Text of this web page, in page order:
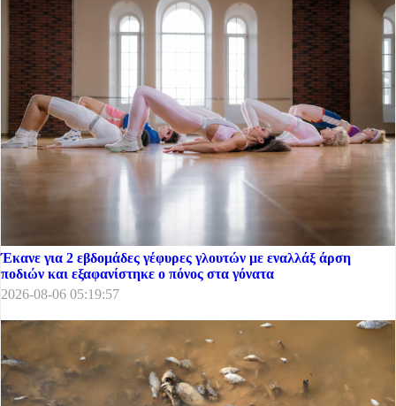
Έκανε για 2 εβδομάδες γέφυρες γλουτών με εναλλάξ άρση
ποδιών και εξαφανίστηκε ο πόνος στα γόνατα
2026-08-06 05:19:57